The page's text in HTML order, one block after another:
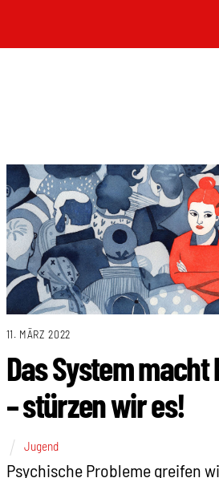
11. MÄRZ 2022
Das System
– stürzen wir es!
Jugend
Psychische Probleme greifen